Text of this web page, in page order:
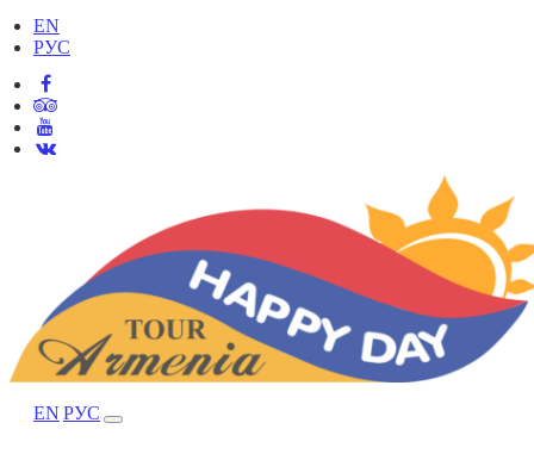
EN
РУС
EN РУС